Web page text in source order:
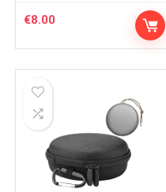
€8.00